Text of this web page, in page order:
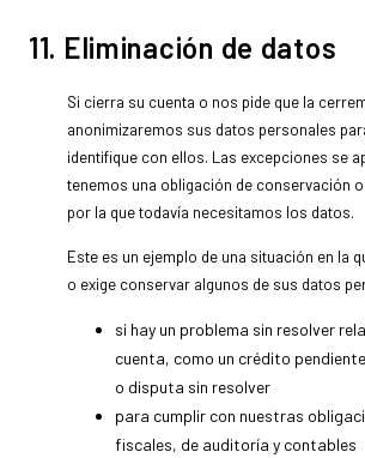
11. Eliminación de datos
Si cierra su cuenta o nos pide que la
anonimizaremos sus datos personales
identifique con ellos. Las excepciones se
tenemos una obligación de conservación
por la que todavía necesitamos los datos.
Este es un ejemplo de una situación en la
o exige conservar algunos de sus datos
si hay un problema sin resolver
cuenta, como un crédito
o disputa sin resolver
para cumplir con nuestras
fiscales, de auditoría y contables